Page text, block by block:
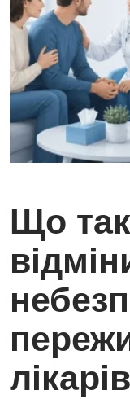
Що
лікарів